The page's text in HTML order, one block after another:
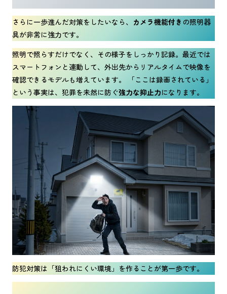
さらに一歩進んだ対策をしたいなら、 カメラ機能付き の照明器
具が非常に強力です。
照明で照らすだけでなく、その様子をしっかり記録。最近では
スマートフォンと連動して、外出先からリアルタイムで映像を
確認できるモデルも増えています。 「ここは録画されている」
という事実は、犯罪を未然に防ぐ強力な抑止力になります。
防犯対策は「狙われにくい環境」を作ることが第一歩です。